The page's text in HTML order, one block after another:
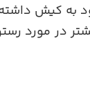
به کیش
در مورد